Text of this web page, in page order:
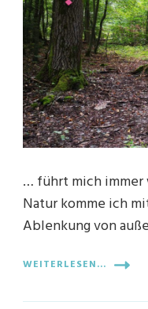
… führt mich immer
Natur komme ich
Ablenkung von
WEITERLESEN...